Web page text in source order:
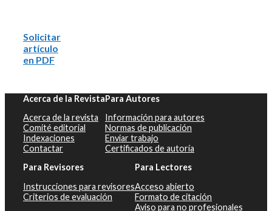
Solicitar
artículo
en PDF
Acerca de la Revista
Acerca de la revista
Comité editorial
Indexaciones
Contactar
Para Autores
Información para autores
Normas de publicación
Enviar trabajo
Certificados de autoría
Para Revisores
Instrucciones para revisores
Criterios de evaluación
Para Lectores
Acceso abierto
Formato de citación
Aviso para no profesionales